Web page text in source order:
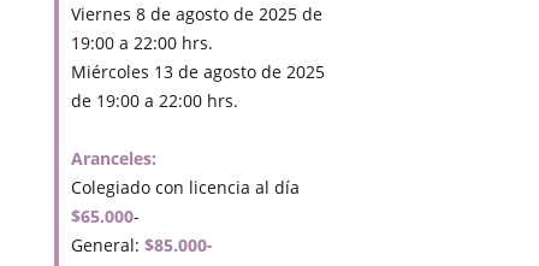
Viernes 8 de agosto de 2025 de
19:00 a 22:00 hrs.
Miércoles 13 de agosto de 2025
de 19:00 a 22:00 hrs.
Aranceles:
Colegiado con licencia al día
$65.000-
General: $85.000-